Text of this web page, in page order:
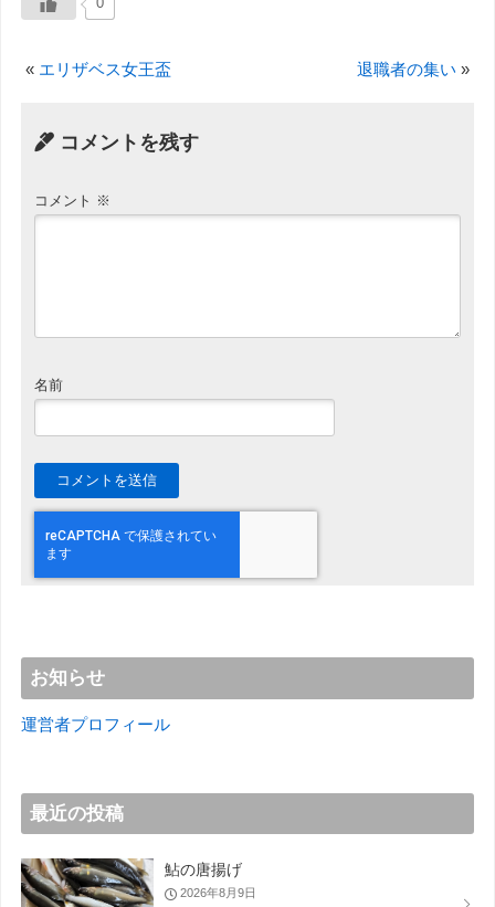
« エリザベス女王盃 退職者の集い »
コメントを残す
コメント ※
名前
お知らせ
運営者プロフィール
最近の投稿
鮎の唐揚げ
2026年8月9日